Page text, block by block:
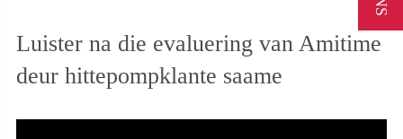
Luister na die evaluering van Amitime
deur hittepompklante saame